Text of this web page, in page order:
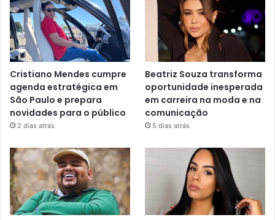
Cristiano Mendes cumpre
agenda estratégica em
São Paulo e prepara
novidades para o público
2 dias atrás
Beatriz Souza transforma
oportunidade inesperada
em carreira na moda e na
comunicação
5 dias atrás